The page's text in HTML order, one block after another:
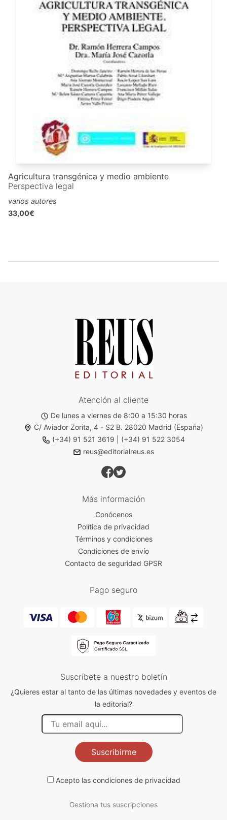
Agricultura transgénica y medio ambiente
Perspectiva legal
varios autores
33,00€
Atención al cliente
De lunes a viernes de 8:00 a 15:30 horas
C/ Aviador Zorita, 4 - S2 B. 28020 Madrid (España)
(+34) 91 521 3619
(+34) 91 522 3054
reus@editorialreus.es
Más información
Conócenos
Política de privacidad
Términos y condiciones
Condiciones de envío
Contacto de seguridad GPSR
Pago seguro
Suscríbete a nuestro boletín
¿Quieres estar al tanto de las últimas novedades y eventos de
la editorial?
Suscribirme
Acepto las condiciones de privacidad
Gestiona tus suscripciones